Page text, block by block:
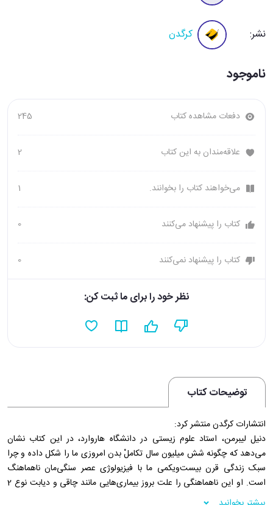
نشر: کرگدن
ناموجود
دفعات مشاهده کتاب 245
علاقه‌مندان به این کتاب 2
می‌خواهند کتاب را بخوانند. 1
کتاب را پیشنهاد می‌کنند 0
کتاب را پیشنهاد نمی‌کنند 0
نظر خود را برای ما ثبت کن:
توضیحات کتاب
انتشارات کرگدن منتشر کرد:
دنیل لیبرمن، استاد علوم زیستی در دانشگاه هاروارد، در این کتاب نشان
می‌دهد که چگونه شش میلیون سال تکاملْ بدن امروزی ما را شکل داده و چرا
سبک زندگی قرن بیست‌ویکمی ما با فیزیولوژی عصر سنگی‌مان ناهماهنگ
است. او این ناهماهنگی را علت بروز بیماری‌هایی مانند چاقی و دیابت نوع 2
می‌داند. لیبرمن نشان می‌دهد که چگونه بسیاری از بیماری‌های مزمن امروزی